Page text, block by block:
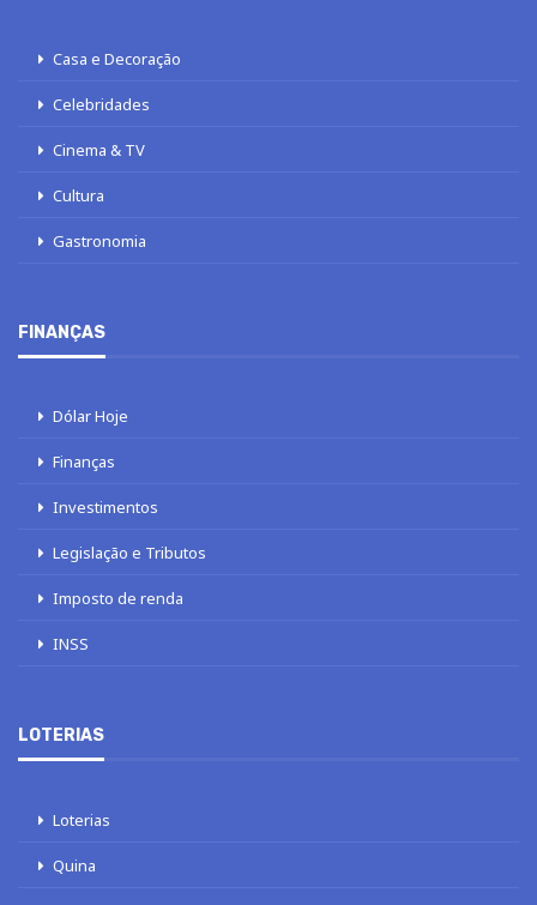
Casa e Decoração
Celebridades
Cinema & TV
Cultura
Gastronomia
FINANÇAS
Dólar Hoje
Finanças
Investimentos
Legislação e Tributos
Imposto de renda
INSS
LOTERIAS
Loterias
Quina